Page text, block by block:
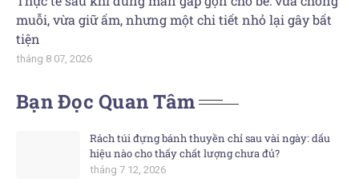
muỗi, vừa giữ ấm, nhưng một chi tiết nhỏ lại gây bất
tiện
tháng 8 07, 2026
Bạn Đọc Quan Tâm
Rách túi đựng bánh thuyền chỉ sau vài ngày: dấu
hiệu nào cho thấy chất lượng chưa đủ?
tháng 7 12, 2026